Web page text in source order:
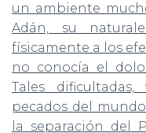
un ambiente
Adán, su
físicamente a los
no conocía el
Tales
pecados del
la separación del